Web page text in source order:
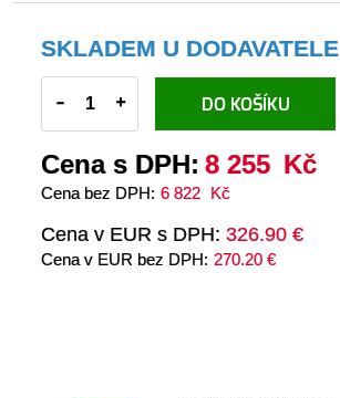
SKLADEM U DODAVATELE
- + DO KOŠÍKU
Cena s DPH: 8 255 Kč
Cena bez DPH: 6 822 Kč
Cena v EUR s DPH: 326.90 €
Cena v EUR bez DPH: 270.20 €